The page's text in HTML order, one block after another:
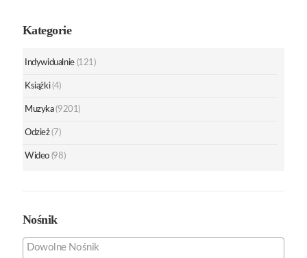
Kategorie
Indywidualnie (121)
Książki (4)
Muzyka (9201)
Odzież (7)
Wideo (98)
Nośnik